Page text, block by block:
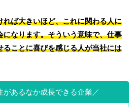
れば大きいほど、これに関わる人に
になります。そういう意味で、仕事
ることに喜びを感じる人が当社には
があるなか成長できる企業